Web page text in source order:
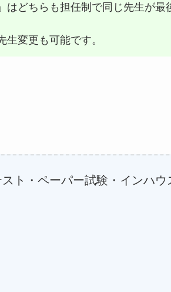
はどちらも担任制で同じ先生が最
変更も可能です。
ト・ペーパー試験・インハウ